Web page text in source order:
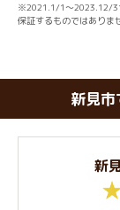
※2021.1/1～2023.12/31
保証するものではありま
新見
新